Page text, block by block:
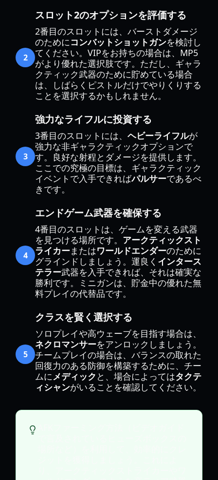
2
スロット2のオプションを評価する
2番目のスロットには、バーストダメージ
のためにコンバットショットガンを検討し
てください。VIPをお持ちの場合は、MP5
がより優れた選択肢です。ただし、ギャラ
クティック武器のために貯めている場合
は、しばらくピストルだけでやりくりする
ことを選択するかもしれません。
3
強力なライフルに投資する
3番目のスロットには、 ヘビーライフルが
強力な非ギャラクティックオプションで
す。良好な射程とダメージを提供します。
ここでの究極の目標は、ギャラクティック
イベントで入手できればパルサーであるべ
きです。
4
エンドゲーム武器を確保する
4番目のスロットは、ゲームを変える武器
を見つける場所です。 アークティックスト
ライカーまたはワールドエンダーのために
グラインドしましょう。運良く インタース
テラー武器を入手できれば、それは確実な
勝利です。ミニガンは、貯金中の優れた無
料プレイの代替品です。
5
クラスを賢く選択する
ソロプレイや高ウェーブを目指す場合は、
ネクロマンサーをアンロックしましょう。
チームプレイの場合は、バランスの取れた
回復力のある防御を構築するために、チー
ムにメディック と、場合によってはタクテ
ィシャンがいることを確認してください。